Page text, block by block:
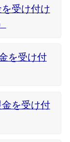
受け付け
を受け付
を受け付